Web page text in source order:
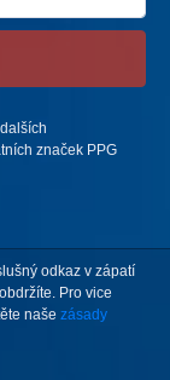
značek PPG
odkaz v zápatí
Pro vice
naše zásady